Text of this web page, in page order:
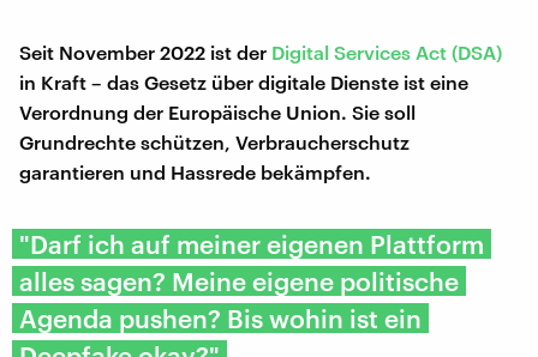
Seit November 2022 ist der Digital Services Act (DSA)
in Kraft – das Gesetz über digitale Dienste ist eine
Verordnung der Europäische Union. Sie soll
Grundrechte schützen, Verbraucherschutz
garantieren und Hassrede bekämpfen.
"Darf ich auf meiner eigenen Plattform
alles sagen? Meine eigene politische
Agenda pushen? Bis wohin ist ein